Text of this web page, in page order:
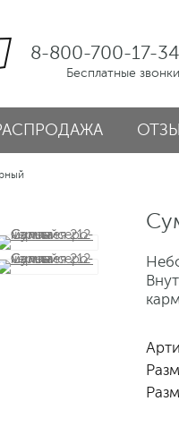
8-800-700-17-34
Бесплатные звонки